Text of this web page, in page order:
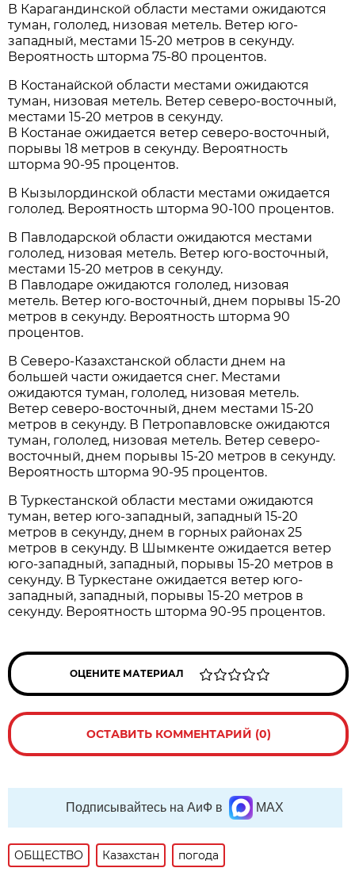
В Карагандинской области местами ожидаются
туман, гололед, низовая метель. Ветер юго-
западный, местами 15-20 метров в секунду.
Вероятность шторма 75-80 процентов.
В Костанайской области местами ожидаются
туман, низовая метель. Ветер северо-восточный,
местами 15-20 метров в секунду.
В Костанае ожидается ветер северо-восточный,
порывы 18 метров в секунду. Вероятность
шторма 90-95 процентов.
В Кызылординской области местами ожидается
гололед. Вероятность шторма 90-100 процентов.
В Павлодарской области ожидаются местами
гололед, низовая метель. Ветер юго-восточный,
местами 15-20 метров в секунду.
В Павлодаре ожидаются гололед, низовая
метель. Ветер юго-восточный, днем порывы 15-20
метров в секунду. Вероятность шторма 90
процентов.
В Северо-Казахстанской области днем на
большей части ожидается снег. Местами
ожидаются туман, гололед, низовая метель.
Ветер северо-восточный, днем местами 15-20
метров в секунду. В Петропавловске ожидаются
туман, гололед, низовая метель. Ветер северо-
восточный, днем порывы 15-20 метров в секунду.
Вероятность шторма 90-95 процентов.
В Туркестанской области местами ожидаются
туман, ветер юго-западный, западный 15-20
метров в секунду, днем в горных районах 25
метров в секунду. В Шымкенте ожидается ветер
юго-западный, западный, порывы 15-20 метров в
секунду. В Туркестане ожидается ветер юго-
западный, западный, порывы 15-20 метров в
секунду. Вероятность шторма 90-95 процентов.
ОЦЕНИТЕ МАТЕРИАЛ
ОСТАВИТЬ КОММЕНТАРИЙ (0)
Подписывайтесь на АиФ в MAX
ОБЩЕСТВО Казахстан погода